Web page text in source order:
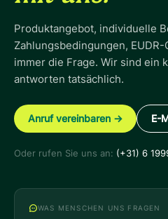
Produktangebot, individuelle
Zahlungsbedingungen, EUDR-
immer die Frage. Wir sind ein
antworten tatsächlich.
Anruf vereinbaren → E-
Oder rufen Sie uns an: (+31) 6
WAS MENSCHEN UNS FRAGEN